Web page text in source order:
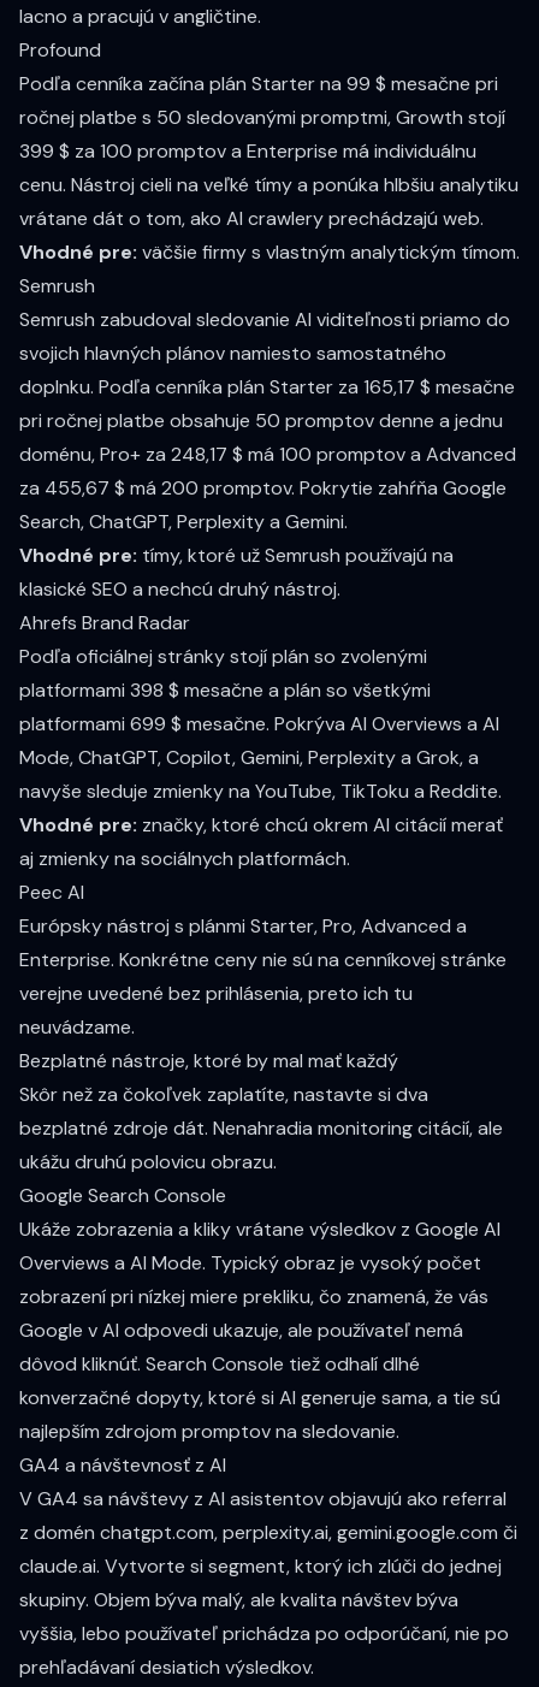
lacno a pracujú v angličtine.
Profound
Podľa cenníka začína plán Starter na 99 $ mesačne pri
ročnej platbe s 50 sledovanými promptmi, Growth stojí
399 $ za 100 promptov a Enterprise má individuálnu
cenu. Nástroj cieli na veľké tímy a ponúka hlbšiu analytiku
vrátane dát o tom, ako AI crawlery prechádzajú web.
Vhodné pre: väčšie firmy s vlastným analytickým tímom.
Semrush
Semrush zabudoval sledovanie AI viditeľnosti priamo do
svojich hlavných plánov namiesto samostatného
doplnku. Podľa cenníka plán Starter za 165,17 $ mesačne
pri ročnej platbe obsahuje 50 promptov denne a jednu
doménu, Pro+ za 248,17 $ má 100 promptov a Advanced
za 455,67 $ má 200 promptov. Pokrytie zahŕňa Google
Search, ChatGPT, Perplexity a Gemini.
Vhodné pre: tímy, ktoré už Semrush používajú na
klasické SEO a nechcú druhý nástroj.
Ahrefs Brand Radar
Podľa oficiálnej stránkystojí plán so zvolenými
platformami 398 $ mesačne a plán so všetkými
platformami 699 $ mesačne. Pokrýva AI Overviews a AI
Mode, ChatGPT, Copilot, Gemini, Perplexity a Grok, a
navyše sleduje zmienky na YouTube, TikToku a Reddite.
Vhodné pre: značky, ktoré chcú okrem AI citácií merať
aj zmienky na sociálnych platformách.
Peec AI
Európsky nástroj s plánmi Starter, Pro, Advanced a
Enterprise. Konkrétne ceny nie sú na cenníkovej stránke
verejne uvedené bez prihlásenia, preto ich tu
neuvádzame.
Bezplatné nástroje, ktoré by mal mať každý
Skôr než za čokoľvek zaplatíte, nastavte si dva
bezplatné zdroje dát. Nenahradia monitoring citácií, ale
ukážu druhú polovicu obrazu.
Google Search Console
Ukáže zobrazenia a kliky vrátane výsledkov z Google AI
Overviews a AI Mode. Typický obraz je vysoký počet
zobrazení pri nízkej miere prekliku, čo znamená, že vás
Google v AI odpovedi ukazuje, ale používateľ nemá
dôvod kliknúť. Search Console tiež odhalí dlhé
konverzačné dopyty, ktoré si AI generuje sama, a tie sú
najlepším zdrojom promptov na sledovanie.
GA4 a návštevnosť z AI
V GA4 sa návštevy z AI asistentov objavujú ako referral
z domén chatgpt.com, perplexity.ai, gemini.google.com či
claude.ai. Vytvorte si segment, ktorý ich zlúči do jednej
skupiny. Objem býva malý, ale kvalita návštev býva
vyššia, lebo používateľ prichádza po odporúčaní, nie po
prehľadávaní desiatich výsledkov.